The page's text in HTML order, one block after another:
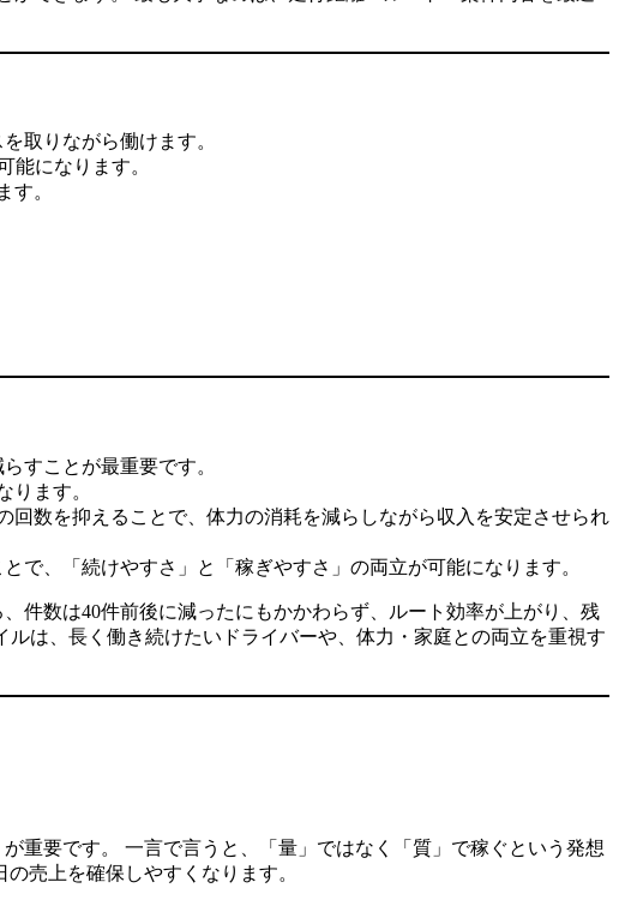
取りながら働けます。
能になります。
す。
すことが最重要です。
ります。
数を抑えることで、体力の消耗を減らしながら収入を安定させられ
で、「続けやすさ」と「稼ぎやすさ」の両立が可能になります。
件数は40件前後に減ったにもかかわらず、ルート効率が上がり、残
は、長く働き続けたいドライバーや、体力・家庭との両立を重視す
重要です。 一言で言うと、「量」ではなく「質」で稼ぐという発想
売上を確保しやすくなります。